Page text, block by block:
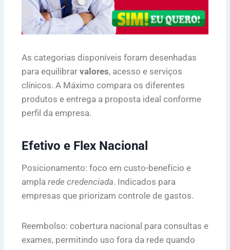
As categorias disponíveis foram desenhadas
para equilibrar valores, acesso e serviços
clínicos. A Máximo compara os diferentes
produtos e entrega a proposta ideal conforme
perfil da empresa.
Efetivo e Flex Nacional
Posicionamento: foco em custo-benefício e
ampla rede credenciada. Indicados para
empresas que priorizam controle de gastos.
Reembolso: cobertura nacional para consultas e
exames, permitindo uso fora da rede quando